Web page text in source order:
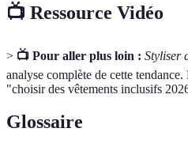
📺 Ressource Vidéo
> 📺 Pour aller plus loin : Styliser
analyse complète de cette
"choisir des vêtements inclusifs
Glossaire